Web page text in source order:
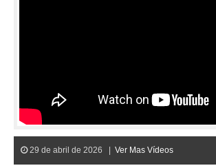
29 de abril de 2026 | Ver Mas Vídeos